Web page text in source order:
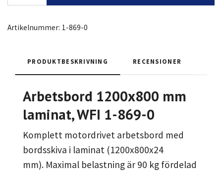
Artikelnummer: 1-869-0
PRODUKTBESKRIVNING RECENSIONER
Arbetsbord 1200x800 mm
laminat, WFI 1-869-0
Komplett motordrivet arbetsbord med
bordsskiva i laminat (1200x800x24
mm). Maximal belastning är 90 kg fördelad